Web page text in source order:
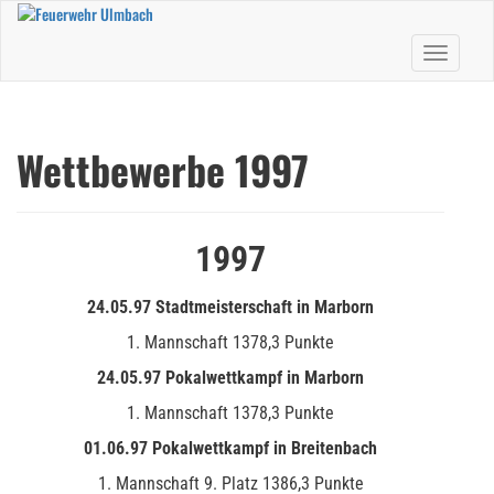
Skip
Toggle
Wettbewerbe 1997
1997
24.05.97 Stadtmeisterschaft in Marborn
1. Mannschaft 1378,3 Punkte
24.05.97 Pokalwettkampf in Marborn
1. Mannschaft 1378,3 Punkte
01.06.97 Pokalwettkampf in Breitenbach
1. Mannschaft 9. Platz 1386,3 Punkte